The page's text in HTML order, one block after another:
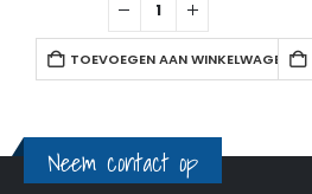
TOEVOEGEN AAN WINKELWAGEN
Neem contact op